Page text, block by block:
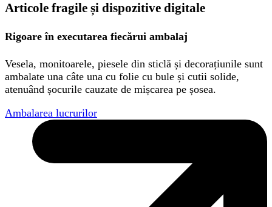
Articole fragile și dispozitive digitale
Rigoare în executarea fiecărui ambalaj
Vesela, monitoarele, piesele din sticlă și decorațiunile sunt
ambalate una câte una cu folie cu bule și cutii solide,
atenuând șocurile cauzate de mișcarea pe șosea.
Ambalarea lucrurilor